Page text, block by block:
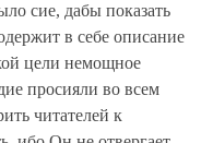
сие, дабы показать
в себе описание
цели немощное
просияли во всем
читателей к